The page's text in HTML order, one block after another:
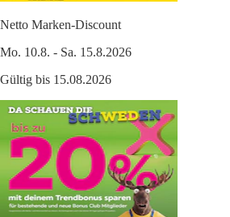
Netto Marken-Discount
Mo. 10.8. - Sa. 15.8.2026
Gültig bis 15.08.2026